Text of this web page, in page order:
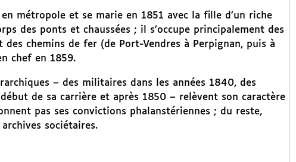
métropole et se marie en 1851 avec la fille d’un riche
des ponts et chaussées ; il s’occupe principalement des
chemins de fer (de Port-Vendres à Perpignan, puis à
chef en 1859.
– des militaires dans les années 1840, des
de sa carrière et après 1850 – relèvent son caractère
pas ses convictions phalanstériennes ; du reste,
sociétaires.